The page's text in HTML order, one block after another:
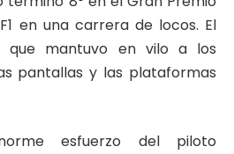
en una carrera de locos. El
que mantuvo en vilo a los
pantallas y las plataformas
esfuerzo del piloto